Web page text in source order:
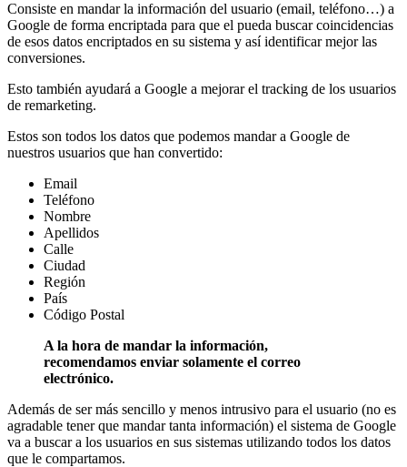
Consiste en mandar la información del usuario (email, teléfono…) a
Google de forma encriptada para que el pueda buscar coincidencias
de esos datos encriptados en su sistema y así identificar mejor las
conversiones.
Esto también ayudará a Google a mejorar el tracking de los usuarios
de remarketing.
Estos son todos los datos que podemos mandar a Google de
nuestros usuarios que han convertido:
Email
Teléfono
Nombre
Apellidos
Calle
Ciudad
Región
País
Código Postal
A la hora de mandar la información,
recomendamos enviar solamente el correo
electrónico.
Además de ser más sencillo y menos intrusivo para el usuario (no es
agradable tener que mandar tanta información) el sistema de Google
va a buscar a los usuarios en sus sistemas utilizando todos los datos
que le compartamos.